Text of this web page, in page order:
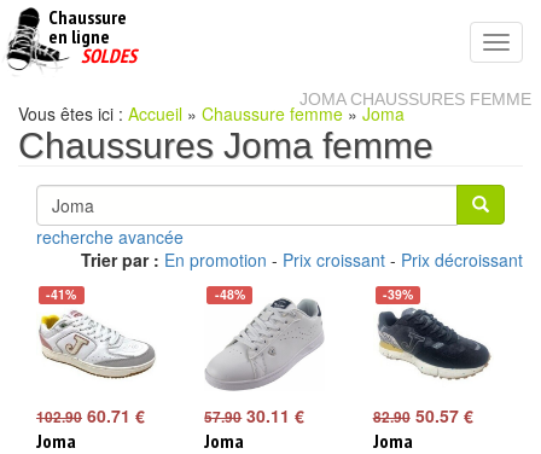
Chaussure
en ligne
pas
SOLDES
JOMA CHAUSSURES FEMME
Vous êtes ici : Accueil » Chaussure femme » Joma
Chaussures Joma femme
recherche avancée
Trier par : En promotion - Prix croissant - Prix décroissant
-41%
102.90 60.71 €
Joma
-48%
57.9030.11 €
Joma
-39%
82.9050.57 €
Joma